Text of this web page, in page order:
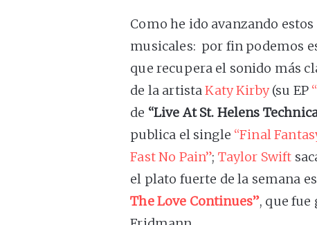
Como he ido avanzando
musicales: por fin podemos
que recupera el sonido más
de la artistaKaty Kirby(su EP
de “Live At St. Helens
publica el single “Final
Fast No Pain”; Taylor Swift
el plato fuerte de la semana
The Love Continues”, que fue